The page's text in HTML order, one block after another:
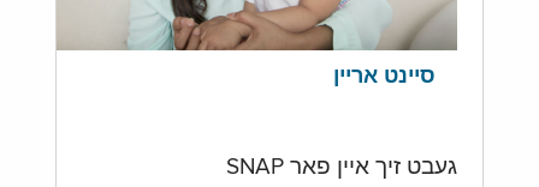
סיינט אריין
געבט זיך איין פאר SNAP